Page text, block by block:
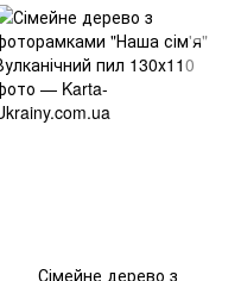
Сімейне дерево з